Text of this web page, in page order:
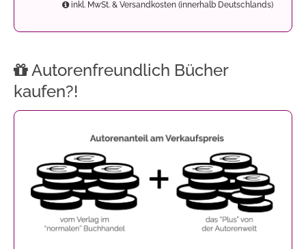
inkl. MwSt. & Versandkosten (innerhalb Deutschlands)
Autorenfreundlich Bücher
kaufen?!